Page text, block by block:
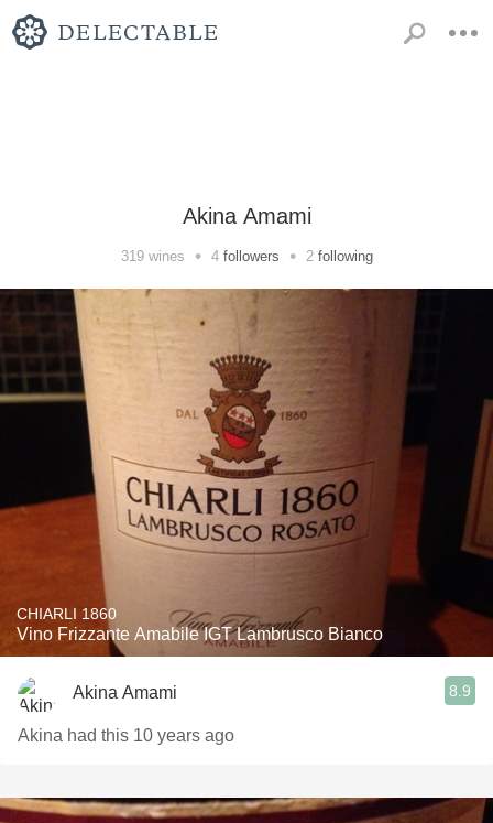
Akina Amami
319wines • 4 followers • 2 following
CHIARLI 1860
Vino Frizzante Amabile IGT Lambrusco Bianco
Akina Amami 8.9
Akina had this 10 years ago